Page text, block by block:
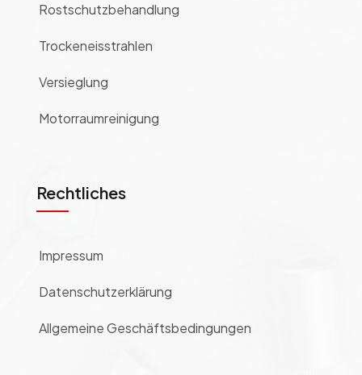
Rostschutzbehandlung
Trockeneisstrahlen
Versieglung
Motorraumreinigung
Rechtliches
Impressum
Datenschutzerklärung
Allgemeine Geschäftsbedingungen